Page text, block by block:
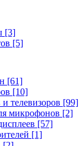
[3]
[5]
[61]
[10]
телевизоров [99]
микрофонов [2]
[57]
[1]